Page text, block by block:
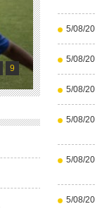
Lees meer
9
5/08/
5/08/
5/08/
5/08/
5/08/
5/08/